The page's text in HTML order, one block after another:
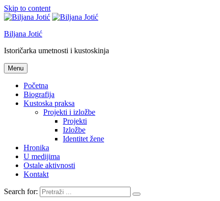
Skip to content
Biljana Jotić
Istoričarka umetnosti i kustoskinja
Menu
Početna
Biografija
Kustoska praksa
Projekti i izložbe
Projekti
Izložbe
Identitet žene
Hronika
U medijima
Ostale aktivnosti
Kontakt
Search for: